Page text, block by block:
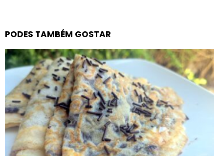
PODES TAMBÉM GOSTAR